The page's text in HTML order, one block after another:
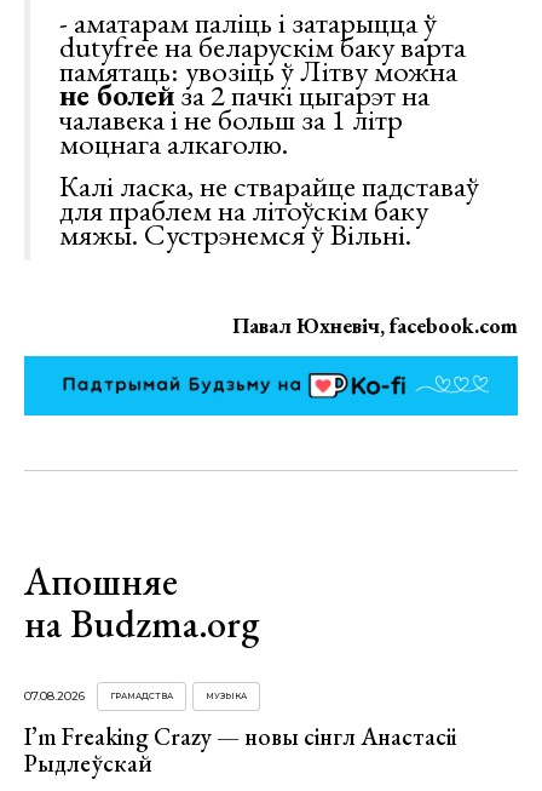
- аматарам паліць і затарыцца ў
dutyfree на беларускім баку варта
памятаць: увозіць ў Літву можна
не болейза 2 пачкі цыгарэт на
чалавека і не больш за 1 літр
моцнага алкаголю.
Калі ласка, не стварайце падставаў
для праблем на літоўскім баку
мяжы. Сустрэнемся ў Вільні.
Павал Юхневіч, facebook.com
Апошняе
на Budzma.org
07.08.2026 ГРАМАДСТВА МУЗЫКА
I’m Freaking Crazy — новы сінгл Анастасіі
Рыдлеўскай